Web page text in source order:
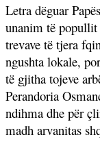
Letra dëguar
unanim të popullit
trevave të tjera
ngushta lokale,
të gjitha tojeve
Perandoria
ndihma dhe për
madh arvanitas